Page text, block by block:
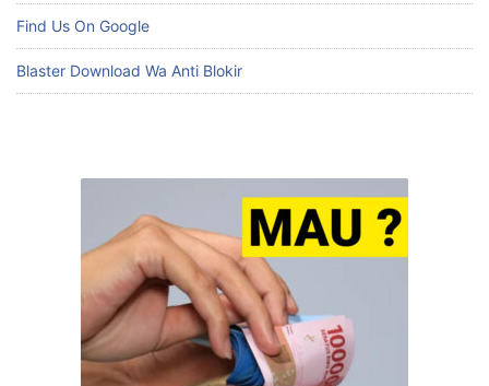
Blaster Download Wa Anti Blokir